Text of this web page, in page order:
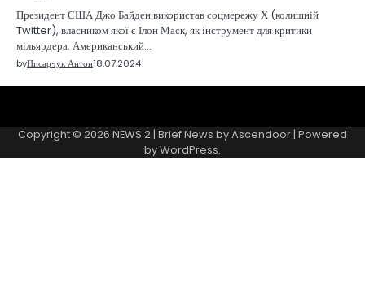
Президент США Джо Байден використав соцмережу Х (колишній
Twitter), власником якої є Ілон Маск, як інструмент для критики
мільярдера. Американський…
byПисарчук Антон18.07.2024
Page
Copyright © 2026 NEWS 2| Brief News byAscendoor| Powered
byWordPress.